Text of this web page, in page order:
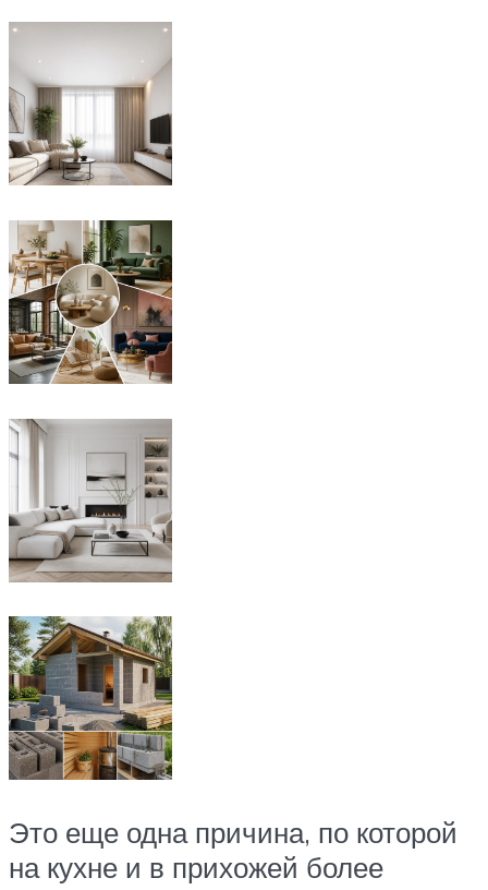
Это еще одна причина, по которой
на кухне и в прихожей более